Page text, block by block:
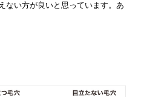
ない方が良いと思っています。 あ